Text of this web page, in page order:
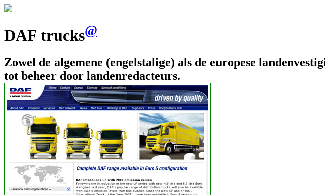
DAF trucks@
Zowel de algemene (engelstalige) als de europese
tot beheer door landenredacteurs.